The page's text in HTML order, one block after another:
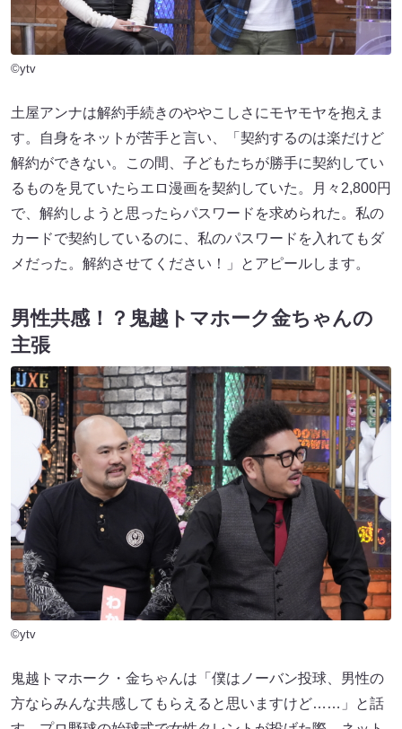
©ytv
土屋アンナは解約手続きのややこしさにモヤモヤを抱えま
す。自身をネットが苦手と言い、「契約するのは楽だけど
解約ができない。この間、子どもたちが勝手に契約してい
るものを見ていたらエロ漫画を契約していた。月々2,800円
で、解約しようと思ったらパスワードを求められた。私の
カードで契約しているのに、私のパスワードを入れてもダ
メだった。解約させてください！」とアピールします。
男性共感！？鬼越トマホーク金ちゃんの
主張
©ytv
鬼越トマホーク・金ちゃんは「僕はノーバン投球、男性の
方ならみんな共感してもらえると思いますけど……」と話